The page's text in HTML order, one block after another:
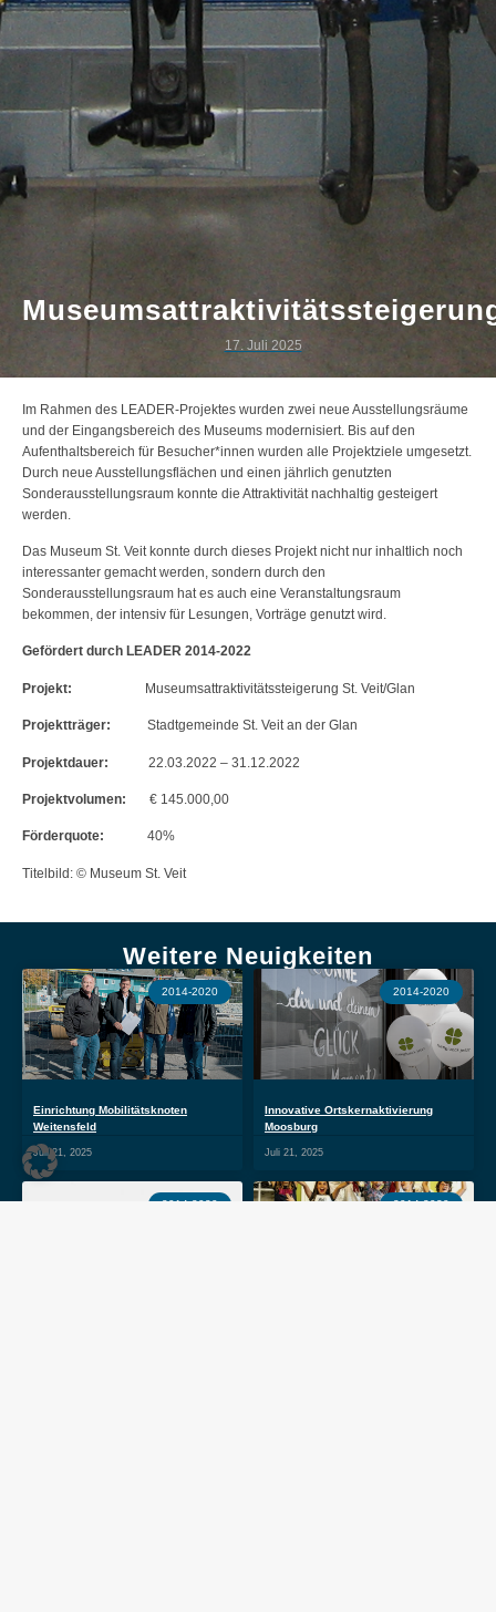
17. Juli 2025
Im Rahmen des LEADER-Projektes wurden zwei neue Ausstellungsräume
und der Eingangsbereich des Museums modernisiert. Bis auf den
Aufenthaltsbereich für Besucher*innen wurden alle Projektziele umgesetzt.
Durch neue Ausstellungsflächen und einen jährlich genutzten
Sonderausstellungsraum konnte die Attraktivität nachhaltig gesteigert
werden.
Das Museum St. Veit konnte durch dieses Projekt nicht nur inhaltlich noch
interessanter gemacht werden, sondern durch den
Sonderausstellungsraum hat es auch eine Veranstaltungsraum
bekommen, der intensiv für Lesungen, Vorträge genutzt wird.
Gefördert durch LEADER 2014-2022
Projekt: Museumsattraktivitätssteigerung St. Veit/Glan
Projektträger: Stadtgemeinde St. Veit an der Glan
Projektdauer: 22.03.2022 – 31.12.2022
Projektvolumen: € 145.000,00
Förderquote: 40%
Titelbild: © Museum St. Veit
Weitere Neuigkeiten
2014-2020
Einrichtung Mobilitätsknoten
Weitensfeld
Juli 21, 2025
2014-2020
Innovative Ortskernaktivierung
Moosburg
Juli 21, 2025
2014-2020 2014-2020